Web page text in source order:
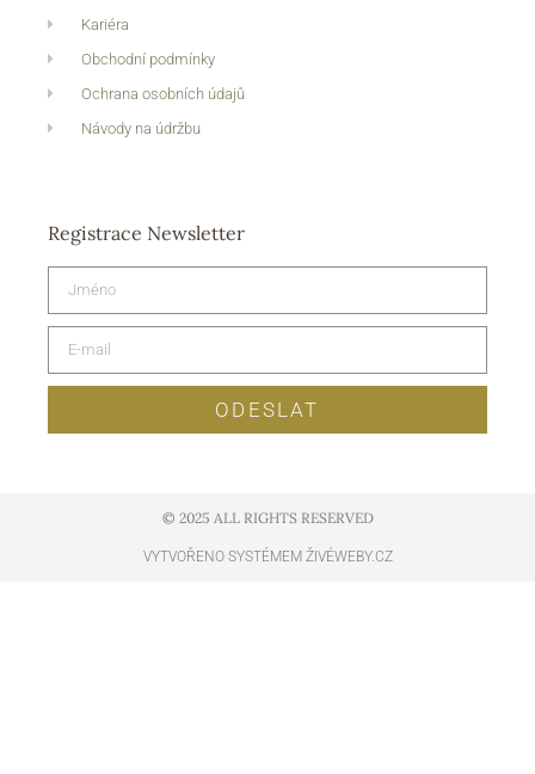
Kariéra
Obchodní podmínky
Ochrana osobních údajů
Návody na údržbu
Registrace Newsletter
ODESLAT
© 2025 ALL RIGHTS RESERVED​
VYTVOŘENO SYSTÉMEM ŽIVÉWEBY.CZ